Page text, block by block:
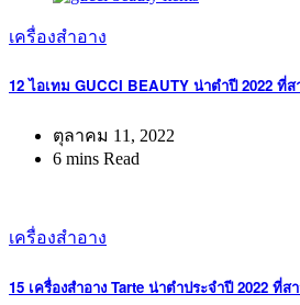
เครื่องสำอาง
12 ไอเทม GUCCI BEAUTY น่าตำปี 2022 ที่
ตุลาคม 11, 2022
6 mins Read
เครื่องสำอาง
15 เครื่องสำอาง Tarte น่าตำประจำปี 2022 ที่ส